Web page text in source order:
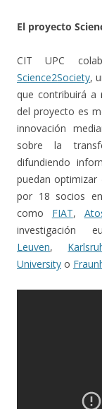
El proyecto
CIT UPC
Science2Society,
que contribuirá a
del proyecto es
innovación
sobre la
difundiendo
puedan
por 18 socios
como FIAT,
investigación
Leuven,
University o